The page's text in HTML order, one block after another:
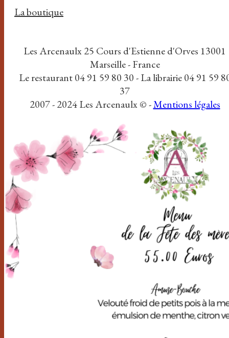
La boutique
Les Arcenaulx 25 Cours d'Estienne d'Orves 13001
Marseille - France
Le restaurant 04 91 59 80 30 - La librairie 04 91 59
37
2007 - 2024 Les Arcenaulx © -Mentions légales